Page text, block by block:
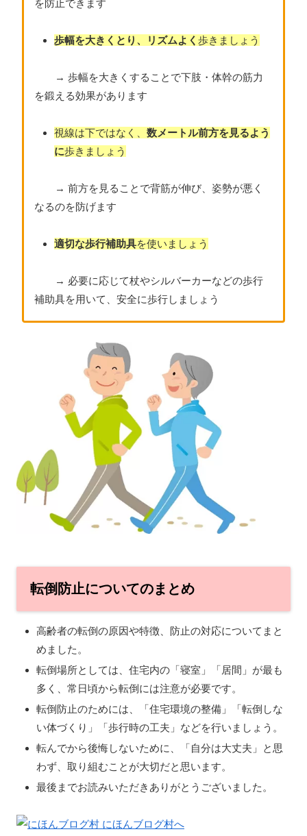
を防止できます
歩幅を大きくとり、リズムよく 歩きましょう
→ 歩幅を大きくすることで下肢・体幹の筋力
を鍛える効果があります
視線は下ではなく、 数メートル前方を見るよう
に歩きましょう
→ 前方を見ることで背筋が伸び、姿勢が悪く
なるのを防げます
適切な歩行補助具を使いましょう
→ 必要に応じて杖やシルバーカーなどの歩行
補助具を用いて、安全に歩行しましょう
転倒防止についてのまとめ
高齢者の転倒の原因や特徴、防止の対応についてまと
めました。
転倒場所としては、住宅内の「寝室」「居間」が最も
多く、常日頃から転倒には注意が必要です。
転倒防止のためには、「住宅環境の整備」「転倒しな
い体づくり」「歩行時の工夫」などを行いましょう。
転んでから後悔しないために、「自分は大丈夫」と思
わず、取り組むことが大切だと思います。
最後までお読みいただきありがとうございました。